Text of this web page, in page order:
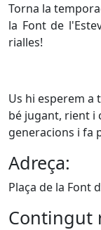
Torna la
la Font de
rialles!
Us hi esperem a
bé jugant, rient i
generacions i fa
Adreça:
Plaça de la Font
Contingut